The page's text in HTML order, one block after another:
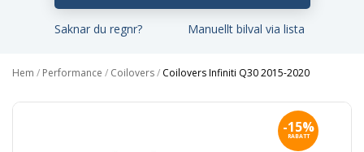
Saknar du regnr? Manuellt bilval via lista
Hem / Performance / Coilovers/ Coilovers Infiniti Q30 2015-2020
-15%
RABATT